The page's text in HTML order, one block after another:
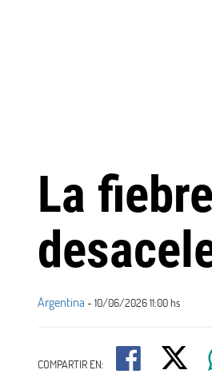
La
Argentina - 10/06/2026 11:00 hs
COMPARTIR EN: